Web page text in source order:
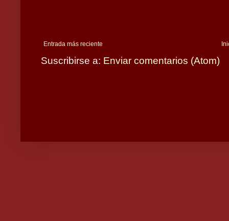
Entrada más reciente
Suscribirse a: Enviar comentarios (Atom)